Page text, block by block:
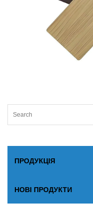
ПРОДУКЦІЯ
НОВІ ПРОДУКТИ